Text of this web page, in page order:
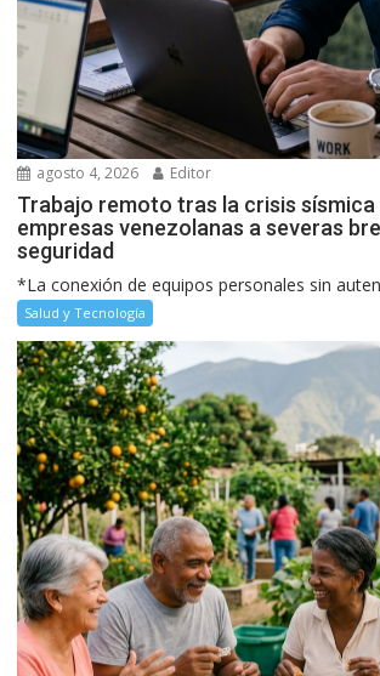
agosto 4, 2026 Editor
Trabajo remoto tras la crisis sísmica
empresas venezolanas a severas
seguridad
*La conexión de equipos personales sin
Salud y Tecnología